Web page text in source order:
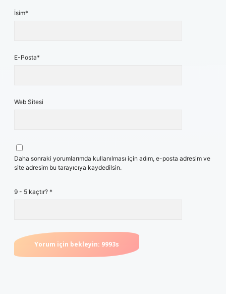
İsim*
E-Posta*
Web Sitesi
Daha sonraki yorumlarımda kullanılması için adım, e-posta adresim ve
site adresim bu tarayıcıya kaydedilsin.
9 - 5 kaçtır? *